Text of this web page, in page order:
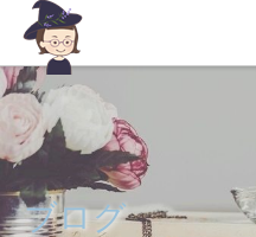
ブログ